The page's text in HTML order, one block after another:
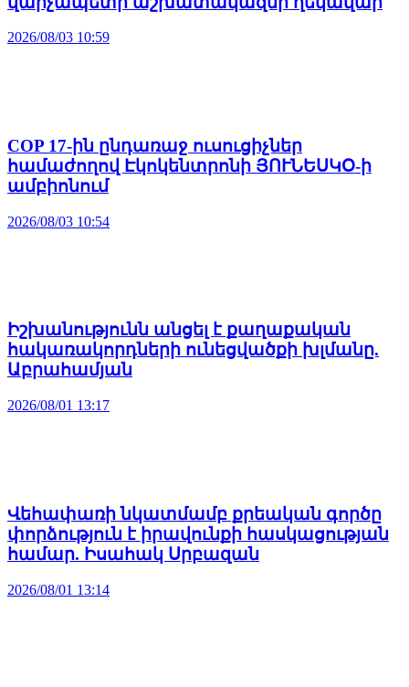
2026/08/03 10:59
COP 17-ին ընդառաջ ուսուցիչներ
համաժողով Էկոկենտրոնի ՅՈՒՆԵՍԿՕ-ի
ամբիոնում
2026/08/03 10:54
Իշխանությունն անցել է քաղաքական
հակառակորդների ունեցվածքի խլմանը.
Աբրահամյան
2026/08/01 13:17
Վեհափառի նկատմամբ քրեական գործը
փորձություն է իրավունքի հասկացության
համար. Իսահակ Սրբազան
2026/08/01 13:14